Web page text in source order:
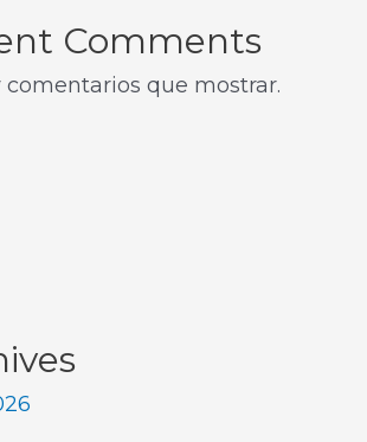
Comments
comentarios que mostrar.